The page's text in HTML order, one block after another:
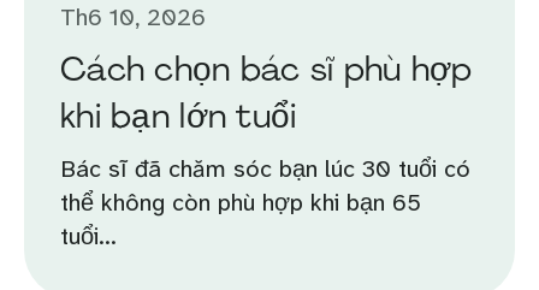
Th6 10, 2026
Cách chọn bác sĩ phù hợp
khi bạn lớn tuổi
Bác sĩ đã chăm sóc bạn lúc 30 tuổi có
thể không còn phù hợp khi bạn 65
tuổi...